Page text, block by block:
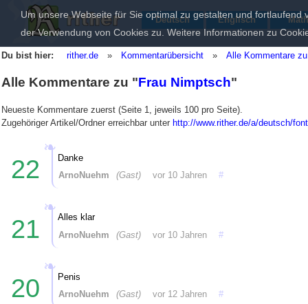
Deutsch Englisch
Du bist hier: rither.de » Kommentarübersicht » Alle Kommentare
Alle Kommentare zu "Frau Nimptsch"
Neueste Kommentare zuerst (Seite 1, jeweils 100 pro Seite).
Zugehöriger Artikel/Ordner erreichbar unter http://www.rither.de/a/deutsch/
22
Danke
ArnoNuehm
(Gast) vor 10 Jahren #
21
Alles klar
ArnoNuehm
(Gast) vor 10 Jahren #
20
Penis
ArnoNuehm
(Gast) vor 12 Jahren #
Um unsere Webseite für Sie optimal zu gestalten und
der Verwendung von Cookies zu. Weitere Informationen zu